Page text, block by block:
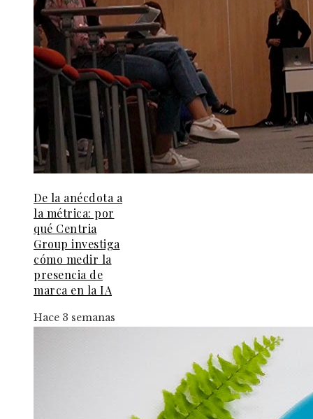
De la anécdota a
la métrica: por
qué Centria
Group investiga
cómo medir la
presencia de
marca en la IA
Hace 3 semanas